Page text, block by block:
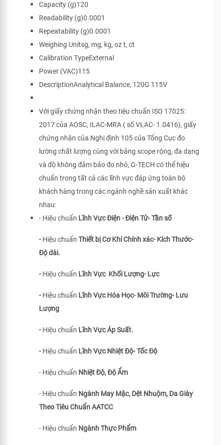
Capacity (g)120
Readability (g)0.0001
Repeatability (g)0.0001
Weighing Unitsg, mg, kg, oz t, ct
Calibration TypeExternal
Power (VAC)115
DescriptionAnalytical Balance, 120G 115V
Với giấy chứng nhận theo tiêu chuẩn ISO 17025:
2017 của AOSC, ILAC-MRA ( số VLAC- 1.0416), giấy
chứng nhận của Nghị định 105 của Tổng Cục đo
lường chất lượng cùng với bảng scope rộng, đa dạng
và độ không đảm bảo đo nhỏ, G-TECH có thể hiệu
chuẩn trong tất cả các lĩnh vực đáp ứng toàn bộ
khách hàng trong các ngành nghề sản xuất khác
nhau:
- Hiệu chuẩn Lĩnh Vực Điện - Điện Tử- Tần số
-Hiệu chuẩn Thiết bị Cơ Khí Chính xác- Kích Thước-
Độ dài.
-Hiệu chuẩn Lĩnh Vực Khối Lượng- Lực
-Hiệu chuẩn Lĩnh Vực Hóa Học- Môi Trường- Lưu
Lượng
-Hiệu chuẩn Lĩnh Vực Áp Suất.
-Hiệu chuẩn Lĩnh Vực Nhiệt Độ- Tốc Độ
- Hiệu chuẩn Nhiệt Độ, Độ Ẩm
- Hiệu chuẩn Ngành May Mặc, Dệt Nhuộm, Da Giày
Theo Tiêu ChuẩnAATCC
- Hiệu chuẩn Ngành Thực Phẩm